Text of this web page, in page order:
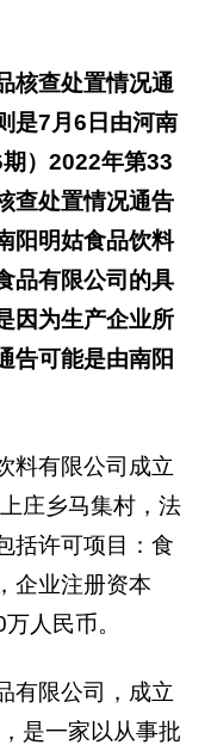
核查处置情况通
是7月6日由河南
）2022年第33
查处置情况通告
阳明姑食品饮料
品有限公司的具
因为生产企业所
告可能是由南阳
料有限公司成立
庄乡马集村，法
括许可项目：食
企业注册资本
人民币。
有限公司，成立
是一家以从事批